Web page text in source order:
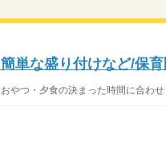
単な盛り付けなど/保
やつ・夕食の決まった時間に合わ